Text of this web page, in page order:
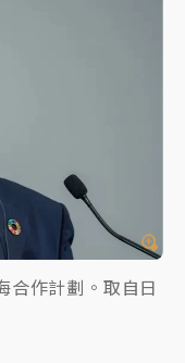
合作計劃。取自日